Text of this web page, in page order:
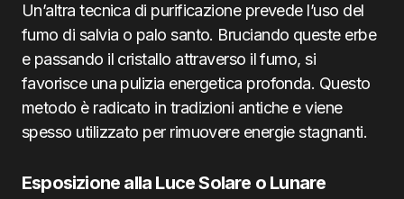
Un’altra tecnica di purificazione prevede l’uso del
fumo di salvia o palo santo. Bruciando queste erbe
e passando il cristallo attraverso il fumo, si
favorisce una pulizia energetica profonda. Questo
metodo è radicato in tradizioni antiche e viene
spesso utilizzato per rimuovere energie stagnanti.
Esposizione alla Luce Solare o Lunare